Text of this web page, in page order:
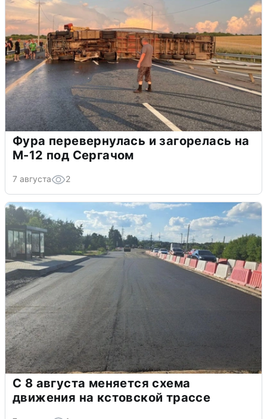
Фура перевернулась и загорелась на
М-12 под Сергачом
7 августа 2
С 8 августа меняется схема
движения на кстовской трассе